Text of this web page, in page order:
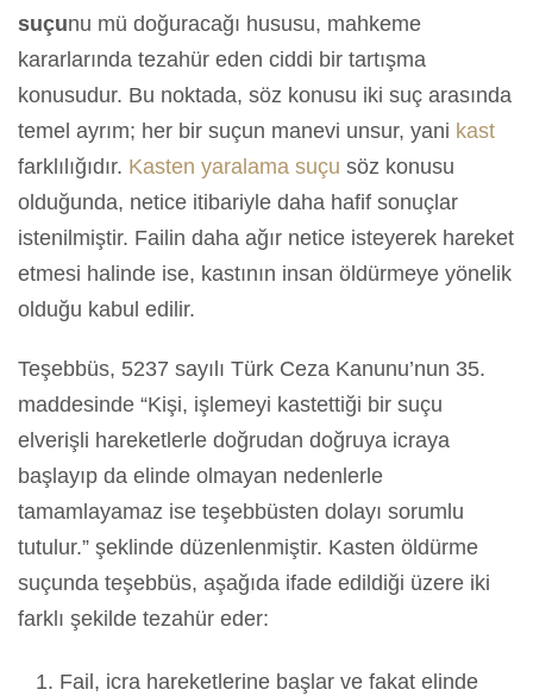
suçunu mü doğuracağı hususu, mahkeme
kararlarında tezahür eden ciddi bir tartışma
konusudur. Bu noktada, söz konusu iki suç arasında
temel ayrım; her bir suçun manevi unsur, yani kast
farklılığıdır. Kasten yaralama suçu söz konusu
olduğunda, netice itibariyle daha hafif sonuçlar
istenilmiştir. Failin daha ağır netice isteyerek hareket
etmesi halinde ise, kastının insan öldürmeye yönelik
olduğu kabul edilir.
Teşebbüs, 5237 sayılı Türk Ceza Kanunu’nun 35.
maddesinde “Kişi, işlemeyi kastettiği bir suçu
elverişli hareketlerle doğrudan doğruya icraya
başlayıp da elinde olmayan nedenlerle
tamamlayamaz ise teşebbüsten dolayı sorumlu
tutulur.” şeklinde düzenlenmiştir. Kasten öldürme
suçunda teşebbüs, aşağıda ifade edildiği üzere iki
farklı şekilde tezahür eder:
Fail, icra hareketlerine başlar ve fakat elinde